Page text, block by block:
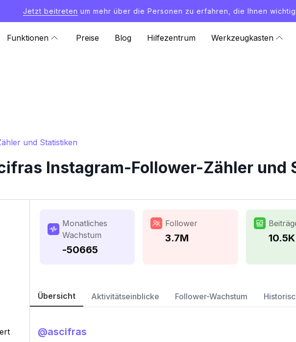
Jetzt beitreten um mehr über die Personen zu erfahren, die Ihnen
Funktionen Preise Blog Hilfezentrum Werkzeugkasten
und Statistiken
Instagram-Follower-Zähler und
Monatliches
Wachstum
-50665
Follower
3.7M 10.5K
Übersicht Aktivitätseinblicke Follower-Wachstum
@ascifras